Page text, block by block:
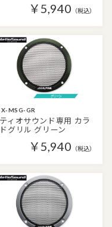
￥5,940 （税込）
MSG-GR
ィオサウンド専用 カラ
グリル グリーン
￥5,940 （税込）